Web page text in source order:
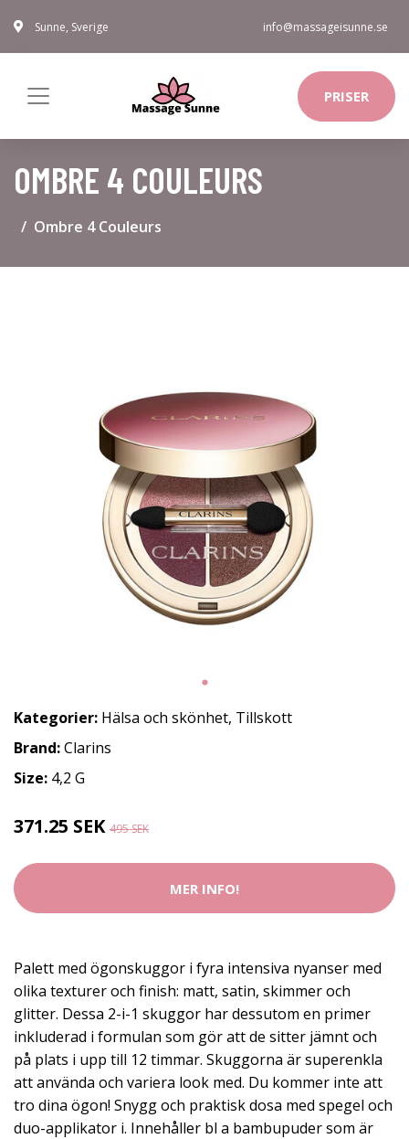
Sunne, Sverige info@massageisunne.se
PRISER
OMBRE 4 COULEURS
Ombre 4 Couleurs
Kategorier: Hälsa och skönhet, Tillskott
Brand:Clarins
Size: 4,2 G
371.25 SEK 495 SEK
MER INFO!
Palett med ögonskuggor i fyra intensiva nyanser med
olika texturer och finish: matt, satin, skimmer och
glitter. Dessa 2-i-1 skuggor har dessutom en primer
inkluderad i formulan som gör att de sitter jämnt och
på plats i upp till 12 timmar. Skuggorna är superenkla
att använda och variera look med. Du kommer inte att
tro dina ögon! Snygg och praktisk dosa med spegel och
duo-applikator i. Innehåller bl a bambupuder som är